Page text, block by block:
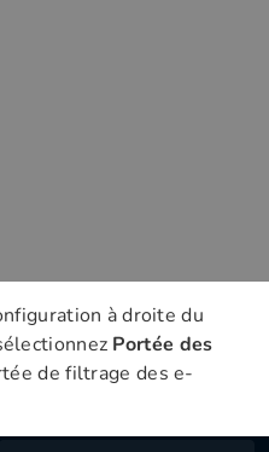
à droite du
Portée des
de filtrage des e-